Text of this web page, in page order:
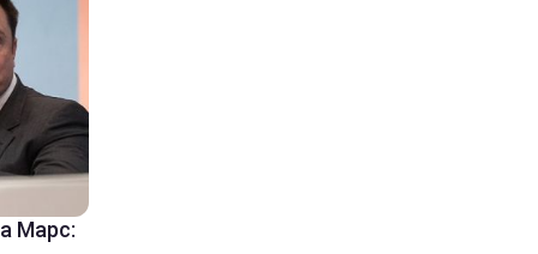
Марс: